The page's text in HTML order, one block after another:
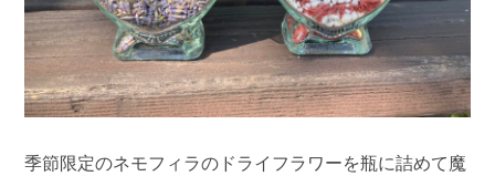
季節限定のネモフィラのドライフラワーを瓶に詰めて魔